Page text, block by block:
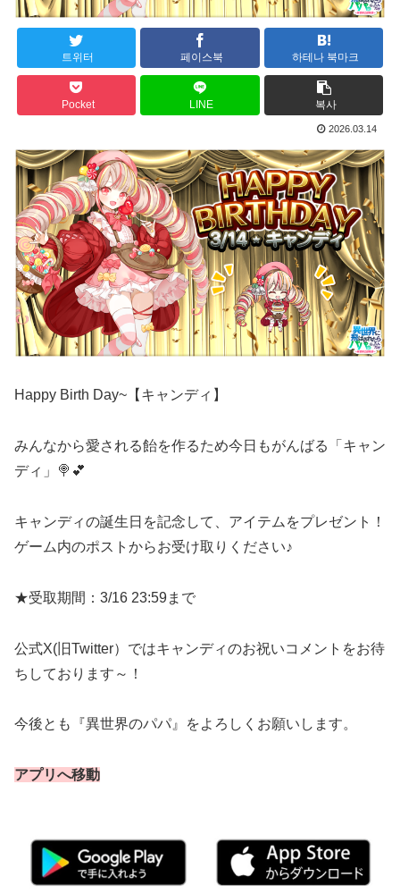
트위터 페이스북 하테나 북마크
Pocket LINE 복사
2026.03.14
Happy Birth Day~【キャンディ】
みんなから愛される飴を作るため今日もがんばる「キャン
ディ」🍭💕
キャンディの誕生日を記念して、アイテムをプレゼント！
ゲーム内のポストからお受け取りください♪
★受取期間：3/16 23:59まで
公式X(旧Twitter）ではキャンディのお祝いコメントをお待
ちしております～！
今後とも『異世界のパパ』をよろしくお願いします。
アプリへ移動